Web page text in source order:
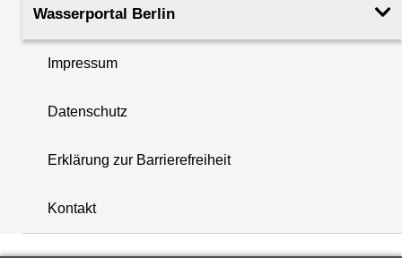
+
−
Wasserportal Berlin
Impressum
Datenschutz
Erklärung zur Barrierefreiheit
Kontakt